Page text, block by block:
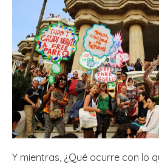
Y mientras, ¿Qué ocurre con lo